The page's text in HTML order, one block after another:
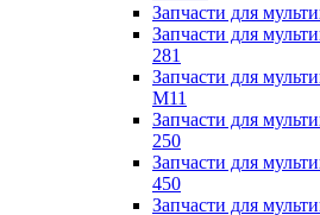
Запчасти для
Запчасти для
281
Запчасти для
M11
Запчасти для
250
Запчасти для
450
Запчасти для